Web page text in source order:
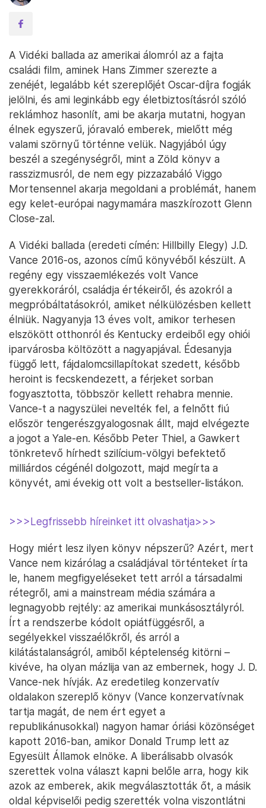
A Vidéki ballada az amerikai álomról az a fajta
családi film, aminek Hans Zimmer szerezte a
zenéjét, legalább két szereplőjét Oscar-díjra fogják
jelölni, és ami leginkább egy életbiztosításról szóló
reklámhoz hasonlít, ami be akarja mutatni, hogyan
élnek egyszerű, jóravaló emberek, mielőtt még
valami szörnyű történne velük. Nagyjából úgy
beszél a szegénységről, mint a Zöld könyv a
rasszizmusról, de nem egy pizzazabáló Viggo
Mortensennel akarja megoldani a problémát, hanem
egy kelet-európai nagymamára maszkírozott Glenn
Close-zal.
A Vidéki ballada (eredeti címén: Hillbilly Elegy) J.D.
Vance 2016-os, azonos című könyvéből készült. A
regény egy visszaemlékezés volt Vance
gyerekkoráról, családja értékeiről, és azokról a
megpróbáltatásokról, amiket nélkülözésben kellett
élniük. Nagyanyja 13 éves volt, amikor terhesen
elszökött otthonról és Kentucky erdeiből egy ohiói
iparvárosba költözött a nagyapjával. Édesanyja
függő lett, fájdalomcsillapítokat szedett, később
heroint is fecskendezett, a férjeket sorban
fogyasztotta, többször kellett rehabra mennie.
Vance-t a nagyszülei nevelték fel, a felnőtt fiú
először tengerészgyalogosnak állt, majd elvégezte
a jogot a Yale-en. Később Peter Thiel, a Gawkert
tönkretevő hírhedt szilícium-völgyi befektető
milliárdos cégénél dolgozott, majd megírta a
könyvét, ami évekig ott volt a bestseller-listákon.
>>>Legfrissebb híreinket itt olvashatja>>>
Hogy miért lesz ilyen könyv népszerű? Azért, mert
Vance nem kizárólag a családjával történteket írta
le, hanem megfigyeléseket tett arról a társadalmi
rétegről, ami a mainstream média számára a
legnagyobb rejtély: az amerikai munkásosztályról.
Írt a rendszerbe kódolt opiátfüggésről, a
segélyekkel visszaélőkről, és arról a
kilátástalanságról, amiből képtelenség kitörni –
kivéve, ha olyan mázlija van az embernek, hogy J. D.
Vance-nek hívják. Az eredetileg konzervatív
oldalakon szereplő könyv (Vance konzervatívnak
tartja magát, de nem ért egyet a
republikánusokkal) nagyon hamar óriási közönséget
kapott 2016-ban, amikor Donald Trump lett az
Egyesült Államok elnöke. A liberálisabb olvasók
szerettek volna választ kapni belőle arra, hogy kik
azok az emberek, akik megválasztották őt, a másik
oldal képviselői pedig szerették volna viszontlátni